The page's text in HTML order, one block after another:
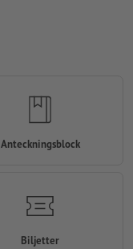
Anteckningsblock
Biljetter